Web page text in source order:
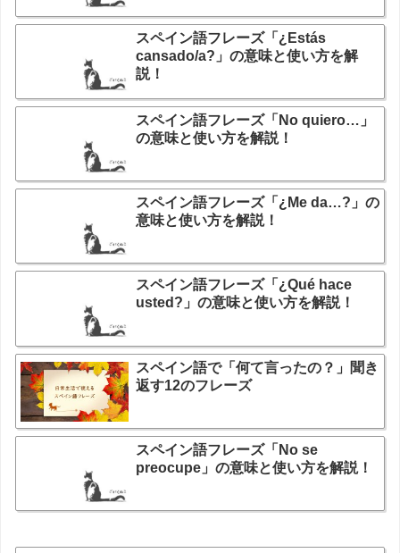
スペイン語フレーズ「¿Estás
cansado/a?」の意味と使い方を解
説！
スペイン語フレーズ「No quiero…」
の意味と使い方を解説！
スペイン語フレーズ「¿Me da…?」の
意味と使い方を解説！
スペイン語フレーズ「¿Qué hace
usted?」の意味と使い方を解説！
スペイン語で「何て言ったの？」聞き
返す12のフレーズ
スペイン語フレーズ「No se
preocupe」の意味と使い方を解説！